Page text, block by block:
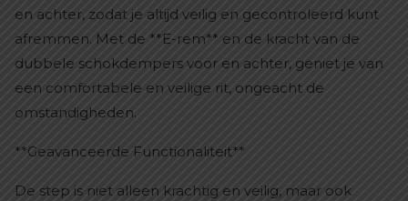
en achter, zodat je altijd veilig en gecontroleerd kunt
afremmen. Met de **E-rem** en de kracht van de
dubbele schokdempers voor en achter, geniet je van
een comfortabele en veilige rit, ongeacht de
omstandigheden.
**Geavanceerde Functionaliteit**
De step is niet alleen krachtig en veilig, maar ook